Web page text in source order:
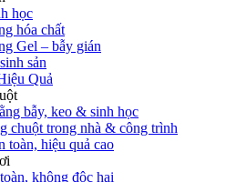
học
hóa chất
Gel – bẫy gián
sản
Quả
bẫy, keo & sinh học
chuột trong nhà & công trình
toàn, hiệu quả cao
không độc hại